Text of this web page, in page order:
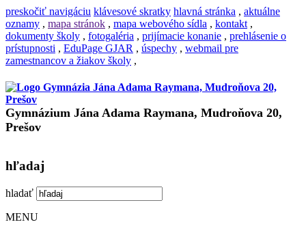
preskočiť navigáciu klávesové skratky hlavná stránka , aktuálne
oznamy , mapa stránok , mapa webového sídla , kontakt ,
dokumenty školy , fotogaléria , prijímacie konanie , prehlásenie o
prístupnosti , EduPage GJAR , úspechy , webmail pre
zamestnancov a žiakov školy ,
Gymnázium Jána Adama Raymana, Mudroňova 20,
Prešov
hľadaj
hladať
MENU